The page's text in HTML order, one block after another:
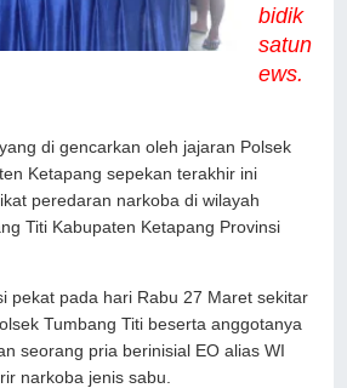
bidik
satun
ews.
di gencarkan oleh jajaran Polsek
Ketapang sepekan terakhir ini
peredaran narkoba di wilayah
Titi Kabupaten Ketapang Provinsi
pekat pada hari Rabu 27 Maret sekitar
Tumbang Titi beserta anggotanya
seorang pria berinisial EO alias WI
narkoba jenis sabu.